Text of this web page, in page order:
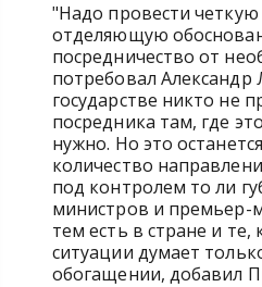
"Надо провести четкую
отделяющую
посредничество от
потребовал Александр
государстве никто не
посредника там, где
нужно. Но это
количество
под контролем то ли
министров и премьер-
тем есть в стране и те,
ситуации думает
обогащении, добавил